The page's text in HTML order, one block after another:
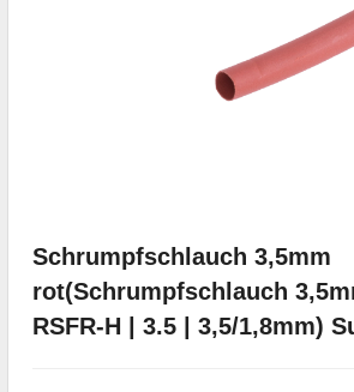
Schrumpfschlauch 3,5mm
rot(Schrumpfschlauch
RSFR-H | 3.5 | 3,5/1,8mm)